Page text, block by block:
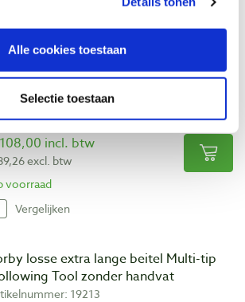
Alle cookies toestaan
Selectie toestaan
Vergelijken
losse beitel Multi-tip Hollowing
zonder handvat
incl. btw
excl. btw
voorraad
Vergelijken
losse extra lange beitel Multi-tip
Tool zonder handvat
19213